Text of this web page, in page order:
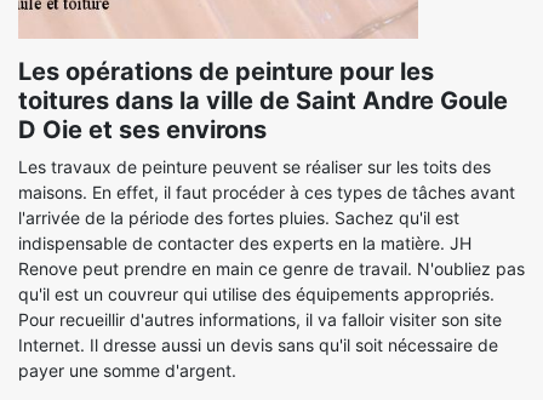
Les opérations de peinture pour les
toitures dans la ville de Saint Andre Goule
D Oie et ses environs
Les travaux de peinture peuvent se réaliser sur les toits des
maisons. En effet, il faut procéder à ces types de tâches avant
l'arrivée de la période des fortes pluies. Sachez qu'il est
indispensable de contacter des experts en la matière. JH
Renove peut prendre en main ce genre de travail. N'oubliez pas
qu'il est un couvreur qui utilise des équipements appropriés.
Pour recueillir d'autres informations, il va falloir visiter son site
Internet. Il dresse aussi un devis sans qu'il soit nécessaire de
payer une somme d'argent.